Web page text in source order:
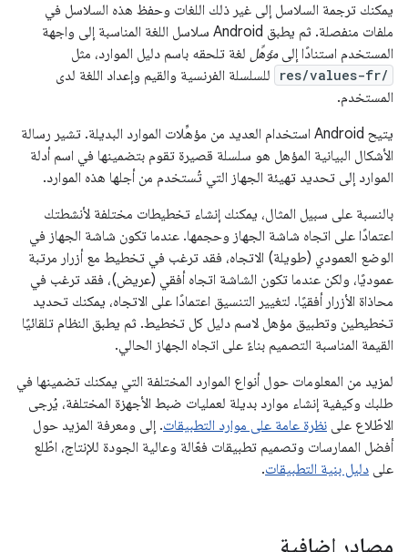
يمكنك ترجمة السلاسل إلى غير ذلك اللغات وحفظ هذه السلاسل في
ملفات منفصلة. ثم يطبق Android سلاسل اللغة المناسبة إلى واجهة
المستخدم استنادًا إلى مؤهِّل لغة تلحقه باسم دليل الموارد، مثل
res/values-fr/
للسلسلة الفرنسية والقيم وإعداد اللغة لدى
المستخدم.
يتيح Android استخدام العديد من مؤهِّلات الموارد البديلة. تشير رسالة
الأشكال البيانية المؤهل هو سلسلة قصيرة تقوم بتضمينها في اسم أدلة
الموارد إلى تحديد تهيئة الجهاز التي تُستخدم من أجلها هذه الموارد.
بالنسبة على سبيل المثال، يمكنك إنشاء تخطيطات مختلفة لأنشطتك
اعتمادًا على اتجاه شاشة الجهاز وحجمها. عندما تكون شاشة الجهاز في
الوضع العمودي (طويلة) الاتجاه، فقد ترغب في تخطيط مع أزرار مرتبة
عموديًا، ولكن عندما تكون الشاشة اتجاه أفقي (عريض)، فقد ترغب في
محاذاة الأزرار أفقيًا. لتغيير التنسيق اعتمادًا على الاتجاه، يمكنك تحديد
تخطيطين وتطبيق مؤهل لاسم دليل كل تخطيط. ثم يطبق النظام تلقائيًا
القيمة المناسبة التصميم بناءً على اتجاه الجهاز الحالي.
لمزيد من المعلومات حول أنواع الموارد المختلفة التي يمكنك تضمينها في
طلبك وكيفية إنشاء موارد بديلة لعمليات ضبط الأجهزة المختلفة، يُرجى
الاطّلاع على نظرة عامة على موارد التطبيقات. إلى ومعرفة المزيد حول
أفضل الممارسات وتصميم تطبيقات فعّالة وعالية الجودة للإنتاج، اطّلع
على دليل بنية التطبيقات.
مصادر إضافية